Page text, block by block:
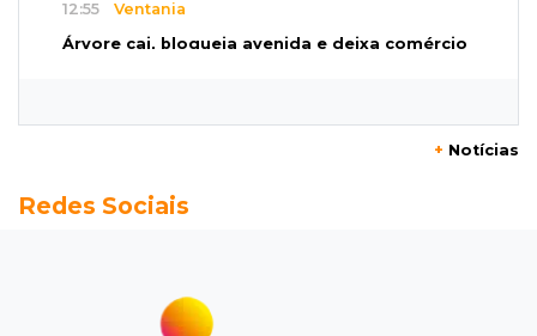
12:55 Ventania
Árvore cai, bloqueia avenida e deixa comércio
terreno e causa incêndio no Santo Amaro
Inteligência Artificial avança na advocacia e
encurta tarefas administrativas
+ Notícias
Redes Sociais